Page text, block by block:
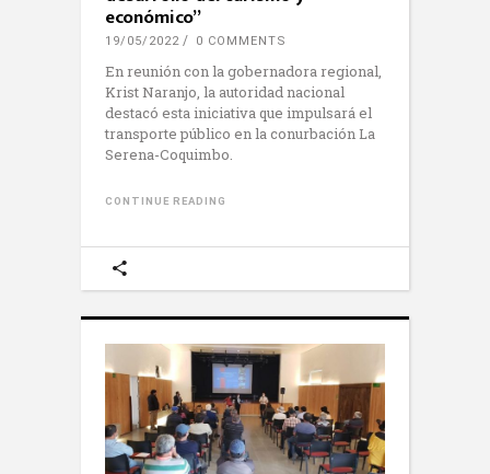
económico”
19/05/2022 0 COMMENTS
En reunión con la gobernadora regional,
Krist Naranjo, la autoridad nacional
destacó esta iniciativa que impulsará el
transporte público en la conurbación La
Serena-Coquimbo.
CONTINUE READING